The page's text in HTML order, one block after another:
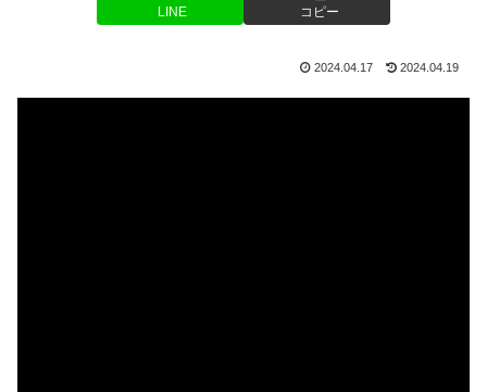
LINE コピー
2024.04.17 2024.04.19